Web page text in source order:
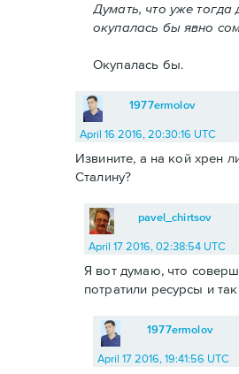
Думать, что уже
окупалась бы явно
Окупалась бы.
1977ermolov
April 16 2016, 20:30:16 UTC
Извините, а на кой хрен
Сталину?
pavel_chirtsov
April 17 2016, 02:38:54 UTC
Я вот думаю, что
потратили ресурсы и
1977ermolov
April 17 2016, 19:41:56 UTC